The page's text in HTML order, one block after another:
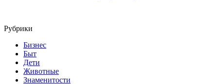
Рубрики
Бизнес
Быт
Дети
Животные
Знаменитости